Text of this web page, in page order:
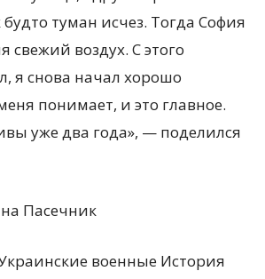
будто туман исчез. Тогда София
свежий воздух. С этого
я снова начал хорошо
понимает, и это главное.
уже два года», — поделился
Пасечник
военные История